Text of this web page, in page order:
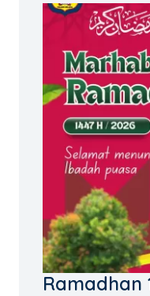
Ramadhan